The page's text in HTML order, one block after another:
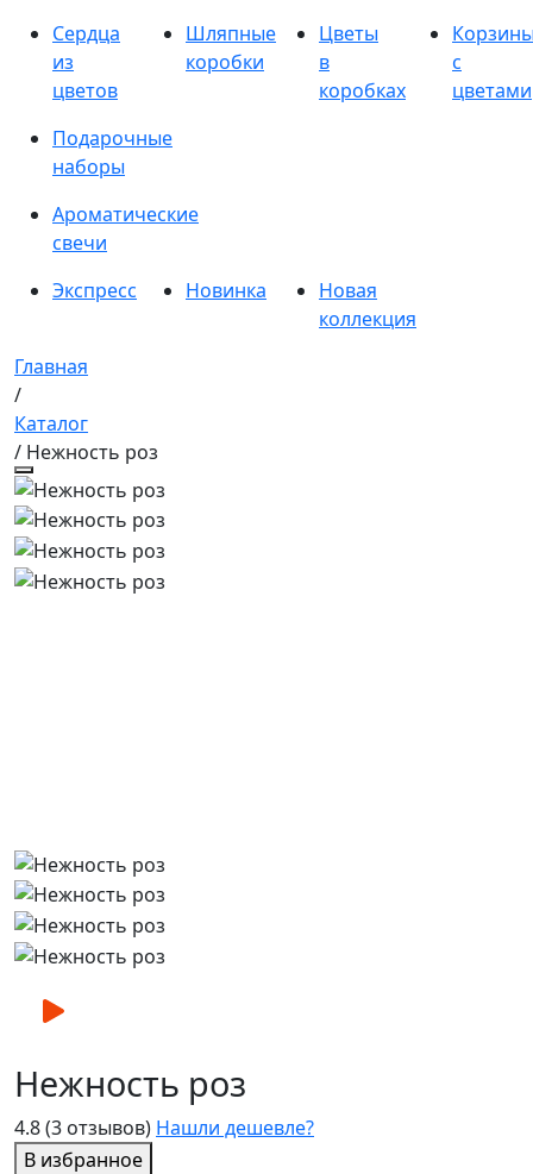
Сердца
из
цветов
Шляпные
коробки
Цветы
в
коробках
с
цветами
Подарочные
наборы
Ароматические
свечи
Экспресс
Новинка
Новая
коллекция
Главная
/
Каталог
/ Нежность роз
4.8(3 отзывов) Нашли дешевле?
В избранное
Нежность роз